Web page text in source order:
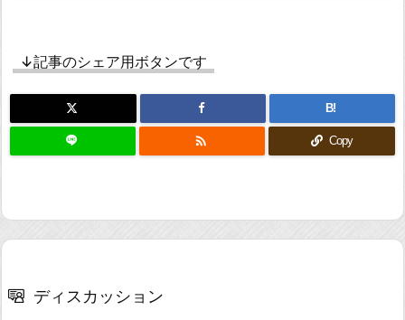
↓記事のシェア用ボタンです
B!
 Copy
ディスカッション